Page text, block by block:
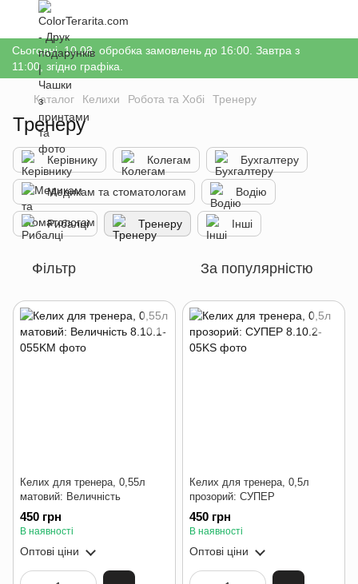
Сьогодні, 10.08, обробка замовлень до 16:00. Завтра з
11:00, згідно графіка.
Каталог Келихи Робота та Хобі Тренеру
Тренеру
Керівнику Колегам Бухгалтеру
Медикам та стоматологам Водію
Рибалці Тренеру Інші
Фільтр За популярністю
Келих для тренера, 0,55л
матовий: Величність
450 грн
В наявності
Оптові ціни
Келих для тренера, 0,5л
прозорий: СУПЕР
450 грн
В наявності
Оптові ціни